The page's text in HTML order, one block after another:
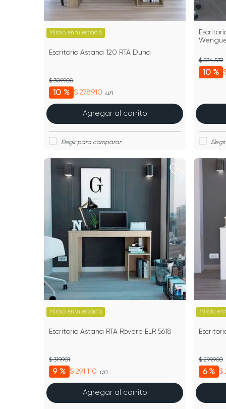
Míralo en tu espacio
Escritorio Astana 120 RTA Duna
10 % $ 278.910
$ 309.900
un
Agregar al carrito
10 %
$ 534.537
Míralo en tu espacio
Escritorio Astana RTA Rovere ELR 5618
9 % $ 291.110
$ 319.901
un
Agregar al carrito
Míralo en
6 % $
$ 299.900